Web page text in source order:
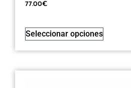
77.00€
Seleccionar opciones